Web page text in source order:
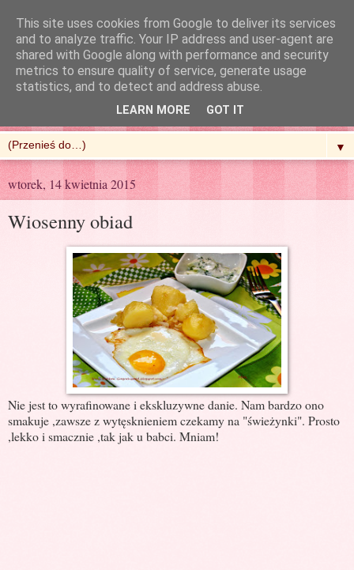
R'n'G Kitchen
▼
wtorek, 14 kwietnia 2015
Wiosenny obiad
Nie jest to wyrafinowane i ekskluzywne danie. Nam bardzo ono
smakuje ,zawsze z wytęsknieniem czekamy na "świeżynki". Prosto
,lekko i smacznie ,tak jak u babci. Mniam!
This site uses cookies from Google to deliver its services
and to analyze traffic. Your IP address and user-agent are
shared with Google along with performance and security
metrics to ensure quality of service, generate usage
statistics, and to detect and address abuse.
LEARN MORE GOT IT